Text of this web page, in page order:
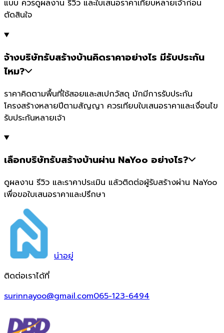
แบบ ควรดูผลงาน รีวิว และใบเสนอราคาเทียบหลายเจ้าก่อน
ตัดสินใจ
จ้างบริษัทรับสร้างบ้านคิดราคาอย่างไร มีรับประกัน
ไหม?
ราคาคิดตามพื้นที่ใช้สอยและสเปกวัสดุ มักมีการรับประกัน
โครงสร้างหลายปีตามสัญญา ควรเทียบใบเสนอราคาและเงื่อนไข
รับประกันหลายเจ้า
เลือกบริษัทรับสร้างบ้านผ่าน NaYoo อย่างไร?
ดูผลงาน รีวิว และราคาประเมิน แล้วติดต่อผู้รับสร้างผ่าน NaYoo
เพื่อขอใบเสนอราคาและปรึกษา
น่าอยู่
ติดต่อเราได้ที่
surinnayoo@gmail.com065-123-6494